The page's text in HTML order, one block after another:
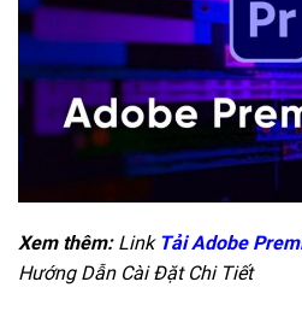
Xem thêm: Link Tải Adobe
Hướng Dẫn Cài Đặt Chi Tiết